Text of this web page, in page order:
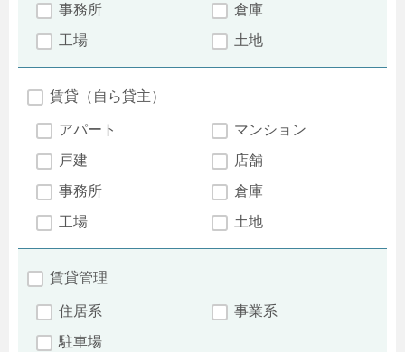
事務所
倉庫
工場
土地
賃貸（自ら貸主）
アパート
マンション
戸建
店舗
事務所
倉庫
工場
土地
賃貸管理
住居系
事業系
駐車場